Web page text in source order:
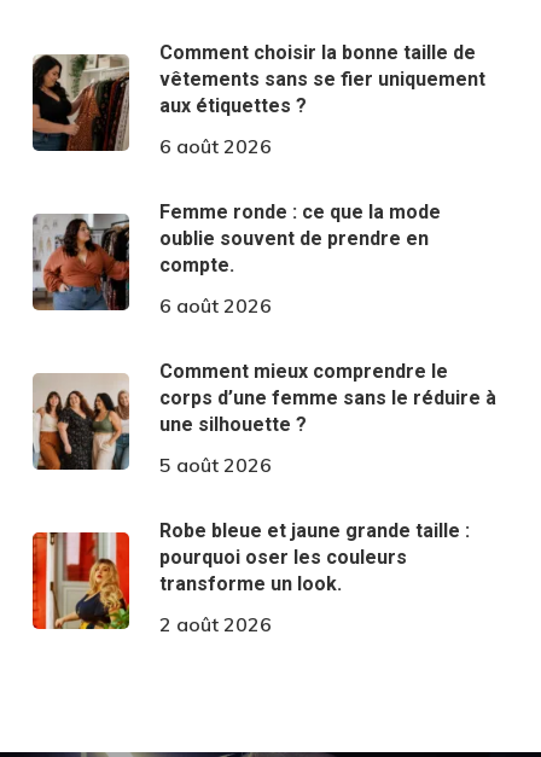
Comment choisir la bonne taille de
vêtements sans se fier uniquement
aux étiquettes ?
6 août 2026
Femme ronde : ce que la mode
oublie souvent de prendre en
compte.
6 août 2026
Comment mieux comprendre le
corps d’une femme sans le réduire à
une silhouette ?
5 août 2026
Robe bleue et jaune grande taille :
pourquoi oser les couleurs
transforme un look.
2 août 2026